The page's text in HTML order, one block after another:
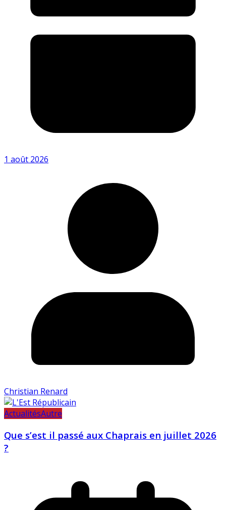
1 août 2026
Christian Renard
ActualitésAutre
Que s’est il passé aux Chaprais en juillet 2026
?